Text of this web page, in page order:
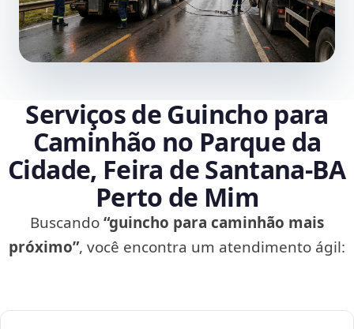
Serviços de Guincho para
Caminhão no Parque da
Cidade, Feira de Santana‑BA
Perto de Mim
Buscando“guincho para caminhão mais
próximo”, você encontra um atendimento ágil: